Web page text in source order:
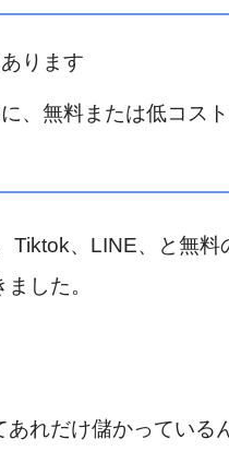
ります
、無料または低コス
Tiktok、LINE、と無料
した。
れだけ儲かっている